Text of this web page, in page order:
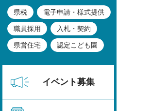
県税 電子申請・様式提供
職員採用 入札・契約
県営住宅 認定こども園
イベント募集